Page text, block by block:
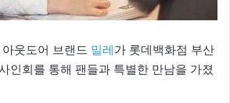
웃도어 브랜드 밀레가 롯데백화점 부산
인회를 통해 팬들과 특별한 만남을 가졌